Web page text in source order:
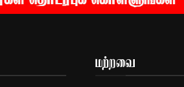
மற்றவை